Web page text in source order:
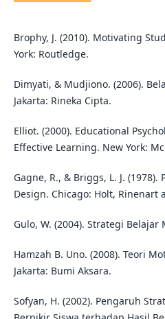
Brophy, J. (2010). Motivating
York: Routledge.
Dimyati, & Mudjiono. (2006).
Jakarta: Rineka Cipta.
Elliot. (2000). Educational
Effective Learning. New York:
Gagne, R., & Briggs, L. J.
Design. Chicago: Holt, Rinenart
Gulo, W. (2004). Strategi Belajar
Hamzah B. Uno. (2008). Teori
Jakarta: Bumi Aksara.
Sofyan, H. (2002). Pengaruh